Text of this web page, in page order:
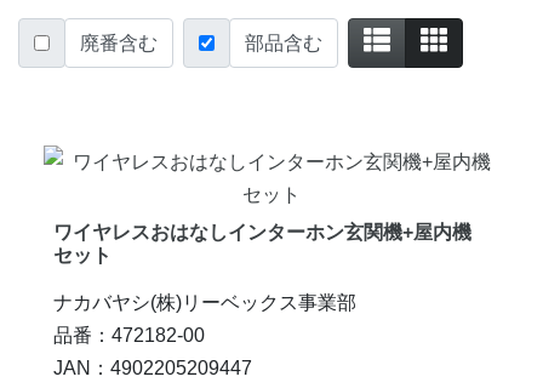
廃番含む 部品含む
ワイヤレスおはなしインターホン玄関機+屋内機
セット
ナカバヤシ(株)リーベックス事業部
品番：472182-00
JAN：4902205209447